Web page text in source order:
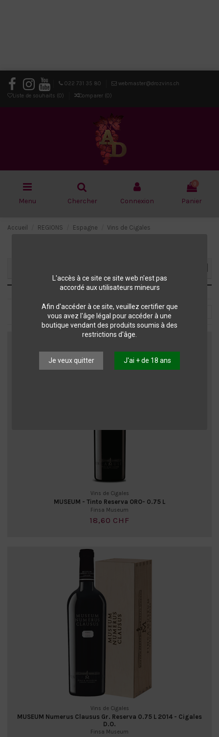
L'accès à ce site ce site web n'est pas
accordé aux utilisateurs mineurs
Afin d'accéder à ce site, veuillez certifier que
vous avez l'âge légal pour accéder à une
boutique vendant des produits soumis à des
restrictions d'âge.
Je veux quitter J'ai + de 18 ans
022 731 35 80
webmaster@drozvins.ch
Liste de souhaits (0) Comparer (0)
Menu Chercher Connexion
0
Panier
Accueil REGIONS Espagne Vins de Cigales
Vins de Cigales
Choisir
Vins de Cigales
MUSEUM - Tinto Reserva ORO- 0.75 L
Finsa Museum
18,60 CHF
Vins de Cigales
MUSEUM Numerus Clausus Gr. Reserva 0.75 L 2014 - Cigales
D.O.
Finsa Museum